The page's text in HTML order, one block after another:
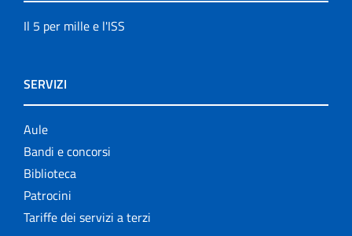
Il 5 per mille e l'ISS
SERVIZI
Aule
Bandi e concorsi
Biblioteca
Patrocini
Tariffe dei servizi a terzi